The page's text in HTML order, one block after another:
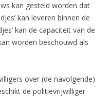
kan gesteld worden dat
kan leveren binnen de
kan de capaciteit van de
worden beschouwd als
over (de navolgende)
de politievrijwilliger